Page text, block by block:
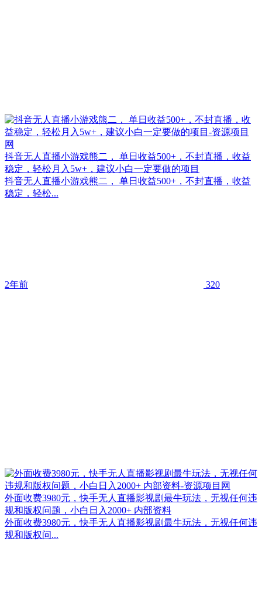
抖音无人直播小游戏熊二， 单日收益500+，不封直播，收益
稳定，轻松月入5w+，建议小白一定要做的项目
抖音无人直播小游戏熊二， 单日收益500+，不封直播，收益
稳定，轻松...
2年前 320
外面收费3980元，快手无人直播影视剧最牛玩法，无视任何违
规和版权问题，小白日入2000+ 内部资料
外面收费3980元，快手无人直播影视剧最牛玩法，无视任何违
规和版权问...